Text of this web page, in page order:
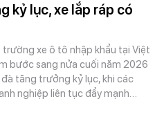
kỷ lục, xe lắp ráp có
trường xe ô tô nhập khẩu tại Việt
bước sang nửa cuối năm 2026
tăng trưởng kỷ lục, khi các
nghiệp liên tục đẩy mạnh…